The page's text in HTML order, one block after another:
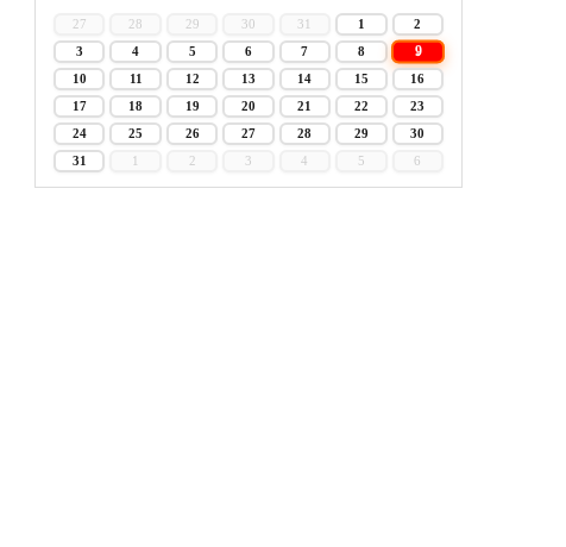
27 28 29 30 31 1
2
3
4 5 6 7 8 9
10 11 12 13 14 15
16
17
18 19 20 21 22
23
24
25 26 27 28 29
30
31
1 2 3 4 5 6